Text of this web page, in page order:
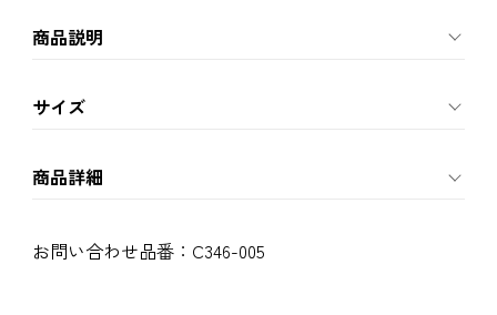
商品説明
サイズ
商品詳細
お問い合わせ品番： C346-005